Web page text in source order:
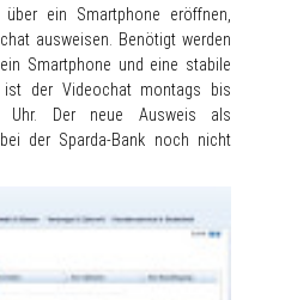
ein Smartphone eröffnen,
ausweisen. Benötigt werden
Smartphone und eine stabile
ist der Videochat montags bis
Der neue Ausweis als
der Sparda-Bank noch nicht